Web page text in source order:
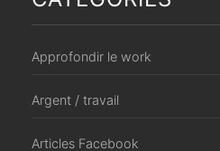
Approfondir le work
Argent / travail
Articles Facebook